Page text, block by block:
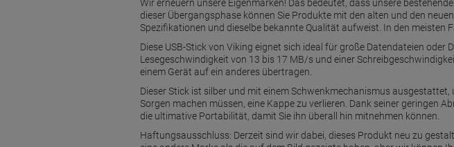
Wir erneuern unsere Eigenmarken! Das bedeutet, dass unsere
dieser Übergangsphase können Sie Produkte mit den alten und den
Spezifikationen und dieselbe bekannte Qualität aufweist. In den meisten
Diese USB-Stick von Viking eignet sich ideal für große Datendateien
Lesegeschwindigkeit von 13 bis 17 MB/s und einer
einem Gerät auf ein anderes übertragen.
Dieser Stick ist silber und mit einem Schwenkmechanismus
Sorgen machen müssen, eine Kappe zu verlieren. Dank seiner geringen
die ultimative Portabilität, damit Sie ihn überall hin mitnehmen können.
Haftungsausschluss: Derzeit sind wir dabei, dieses Produkt neu zu